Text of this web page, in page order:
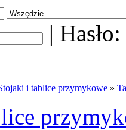
| Hasło:
i tablice przymykowe »